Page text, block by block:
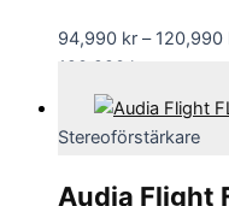
94,990 kr – 120,990
120,990 kr
Stereoförstärkare
Audia Flight